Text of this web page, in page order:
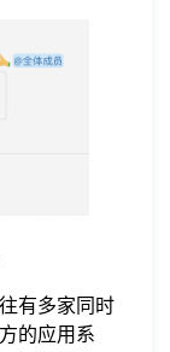
有多家同时
的应用系